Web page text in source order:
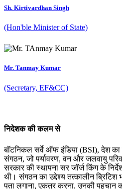
Sh. Kirtivardhan Singh
(Hon'ble Minister of State)
Mr. Tanmay Kumar
(Secretary, EF&CC)
निदेशक की कलम से
बॉटनिकल सर्वे ऑफ इंडिया (BSI), देश का
संगठन, जो पर्यावरण, वन और जलवायु
सरकार की स्थापना सर जॉर्ज किंग के
थी। संगठन का उद्देश्य तत्कालीन ब्रिटिश
पता लगाना, एकत्र करना, उनकी